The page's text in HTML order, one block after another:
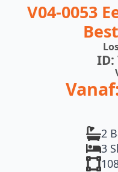
V04-0053
ID:
2
3